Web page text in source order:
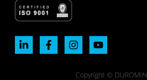
Copyright © DUROMIN